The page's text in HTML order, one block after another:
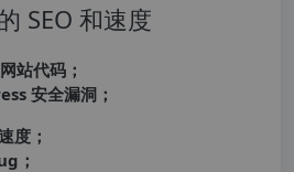
SEO 和速度
站代码；
安全漏洞；
度；
；